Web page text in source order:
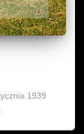
1939